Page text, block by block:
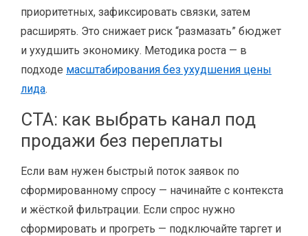
приоритетных, зафиксировать связки, затем
расширять. Это снижает риск “размазать” бюджет
и ухудшить экономику. Методика роста — в
подходе масштабирования без ухудшения цены
лида.
CTA: как выбрать канал под
продажи без переплаты
Если вам нужен быстрый поток заявок по
сформированному спросу — начинайте с контекста
и жёсткой фильтрации. Если спрос нужно
сформировать и прогреть — подключайте таргет и